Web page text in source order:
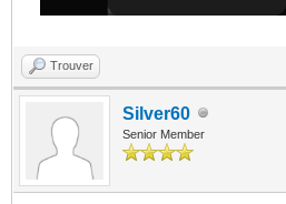
Trouver
Silver60
Senior Member